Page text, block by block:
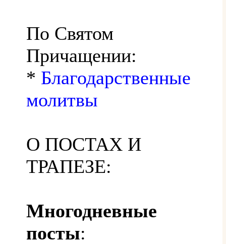
По Святом
Причащении:
* Благодарственные
молитвы
О ПОСТАХ И
ТРАПЕЗЕ:
Многодневные
посты: